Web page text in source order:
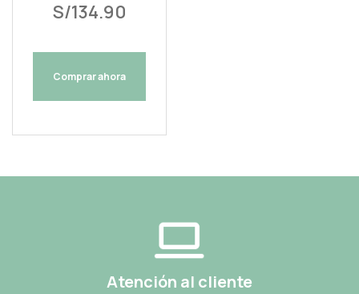
firmeza
Solares
S/134.90
Comprar ahora
Atención al cliente